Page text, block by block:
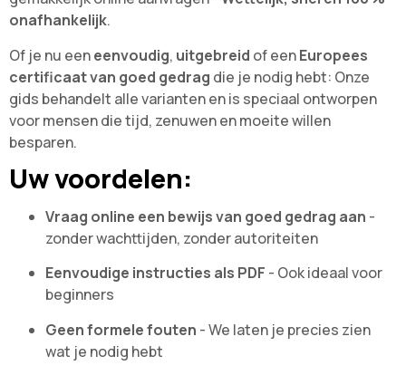
onafhankelijk.
Of je nu eeneenvoudig, uitgebreid of eenEuropees
certificaat van goed gedrag die je nodig hebt: Onze
gids behandelt alle varianten en is speciaal ontworpen
voor mensen die tijd, zenuwen en moeite willen
besparen.
Uw voordelen:
Vraag online een bewijs van goed gedrag aan -
zonder wachttijden, zonder autoriteiten
Eenvoudige instructies als PDF - Ook ideaal voor
beginners
Geen formele fouten - We laten je precies zien
wat je nodig hebt